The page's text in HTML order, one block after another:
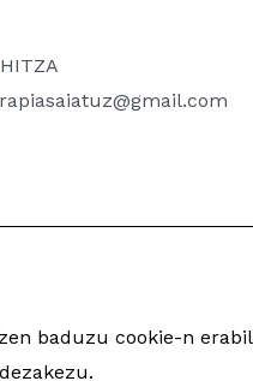
baduzu cookie-n